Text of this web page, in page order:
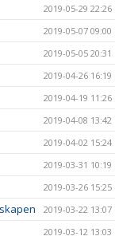
2019-05-29 22:26
2019-05-07 09:00
2019-05-05 20:31
2019-04-26 16:19
2019-04-19 11:26
2019-04-08 13:42
2019-04-02 15:24
2019-03-31 10:19
2019-03-26 15:25
2019-03-22 13:07
2019-03-12 13:03